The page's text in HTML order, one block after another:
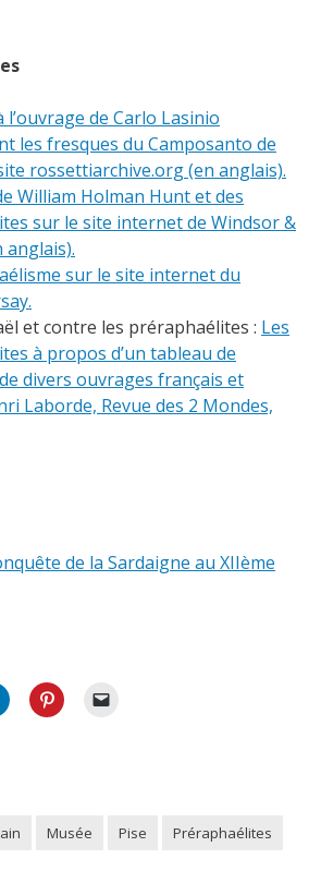
l’ouvrage de Carlo Lasinio
les fresques du Camposanto de
rossettiarchive.org (en anglais).
William Holman Hunt et des
sur le site internet de Windsor &
anglais).
sur le site internet du
et contre les préraphaélites : Les
à propos d’un tableau de
divers ouvrages français et
Laborde, Revue des 2 Mondes,
de la Sardaigne au XIIème
Musée Pise
Préraphaélites